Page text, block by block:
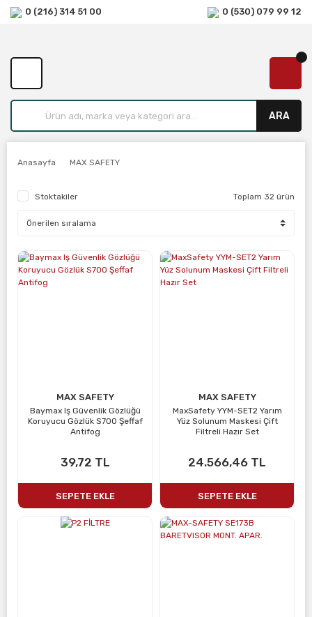
0 (216) 314 51 00 0 (530) 079 99 12
ARA
Anasayfa MAX SAFETY
Stoktakiler Toplam 32 ürün
MAX SAFETY
Baymax Iş Güvenlik Gözlüğü
Koruyucu Gözlük S700 Şeffaf
Antifog
39,72 TL
SEPETE EKLE
MAX SAFETY
MaxSafety YYM-SET2 Yarım
Yüz Solunum Maskesi Çift
Filtreli Hazır Set
24.566,46 TL
SEPETE EKLE